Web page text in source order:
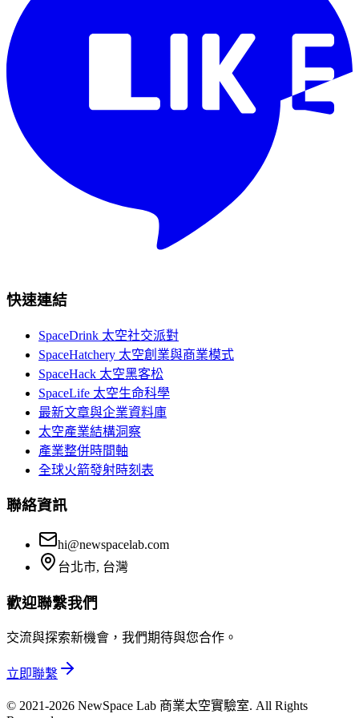
快速連結
SpaceDrink 太空社交派對
SpaceHatchery 太空創業與商業模式
SpaceHack 太空黑客松
SpaceLife 太空生命科學
最新文章與企業資料庫
太空產業結構洞察
產業整併時間軸
全球火箭發射時刻表
聯絡資訊
hi@newspacelab.com
台北市, 台灣
歡迎聯繫我們
交流與探索新機會，我們期待與您合作。
立即聯繫
© 2021-2026 NewSpace Lab 商業太空實驗室. All Rights